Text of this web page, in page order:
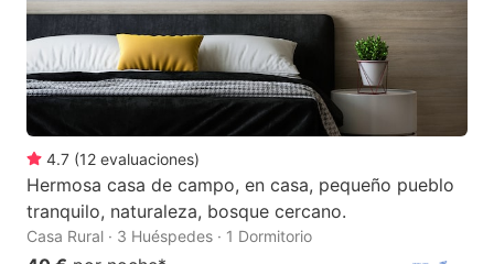
4.7 (12 evaluaciones)
Hermosa casa de campo, en casa, pequeño pueblo
tranquilo, naturaleza, bosque cercano.
Casa Rural · 3 Huéspedes · 1 Dormitorio